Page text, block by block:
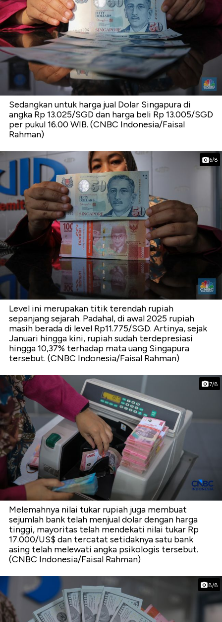
Sedangkan untuk harga jual Dolar Singapura di
angka Rp 13.025/SGD dan harga beli Rp 13.005/SGD
per pukul 16.00 WIB. (CNBC Indonesia/Faisal
Rahman)
6/8
Level ini merupakan titik terendah rupiah
sepanjang sejarah. Padahal, di awal 2025 rupiah
masih berada di level Rp11.775/SGD. Artinya, sejak
Januari hingga kini, rupiah sudah terdepresiasi
hingga 10,37% terhadap mata uang Singapura
tersebut. (CNBC Indonesia/Faisal Rahman)
7/8
Melemahnya nilai tukar rupiah juga membuat
sejumlah bank telah menjual dolar dengan harga
tinggi, mayoritas telah mendekati nilai tukar Rp
17.000/US$ dan tercatat setidaknya satu bank
asing telah melewati angka psikologis tersebut.
(CNBC Indonesia/Faisal Rahman)
8/8